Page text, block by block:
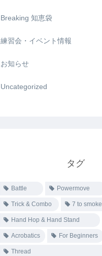
Breaking 知恵袋
練習会・イベント情報
お知らせ
Uncategorized
タグ
Battle Powermove
Trick & Combo 7 to smoke
Hand Hop & Hand Stand
Acrobatics For Beginners
Thread